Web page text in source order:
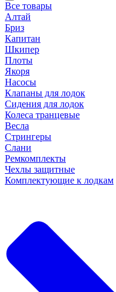
Все товары
Алтай
Бриз
Капитан
Шкипер
Плоты
Якоря
Насосы
Клапаны для лодок
Сидения для лодок
Колеса транцевые
Весла
Стрингеры
Слани
Ремкомплекты
Чехлы защитные
Комплектующие к лодкам